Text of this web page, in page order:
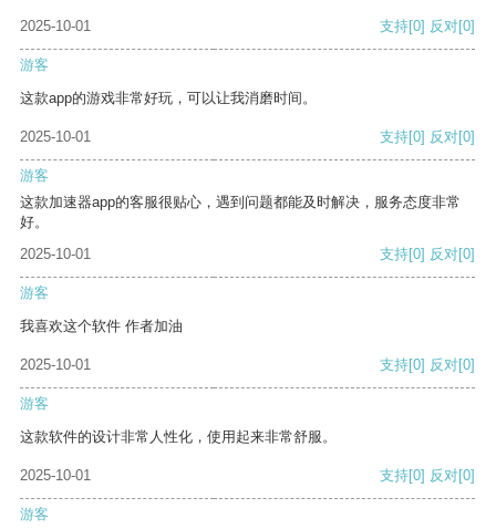
2025-10-01 支持[0] 反对[0]
游客
这款app的游戏非常好玩，可以让我消磨时间。
2025-10-01 支持[0] 反对[0]
游客
这款加速器app的客服很贴心，遇到问题都能及时解决，服务态度非常
好。
2025-10-01
支持[0] 反对[0]
游客
我喜欢这个软件 作者加油
2025-10-01 支持[0] 反对[0]
游客
这款软件的设计非常人性化，使用起来非常舒服。
2025-10-01 支持[0] 反对[0]
游客